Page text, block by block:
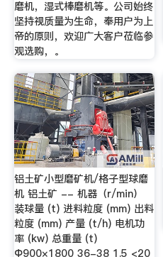
磨机，湿式棒磨机等。公司始终
坚持视质量为生命，奉用户为上
帝的原则，欢迎广大客户莅临参
观选购，。
铝土矿小型磨矿机/格子型球磨
机 铝土矿 -- 机器（r/min）
装球量 (t) 进料粒度 (mm) 出料
粒度 (mm) 产量 (t/h) 电机功
率 (kw) 总重量 (t)
Ф900×1800 36-38 1.5 <20